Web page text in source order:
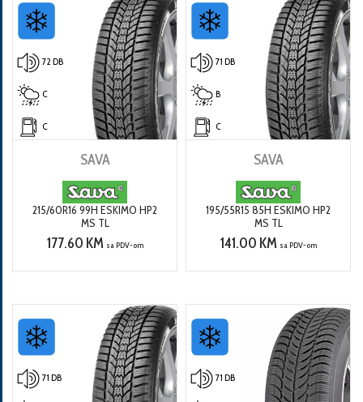
72 DB
C
C
SAVA
215/60R16 99H ESKIMO HP2
MS TL
177.60 KM sa PDV-om
71 DB
B
C
SAVA
195/55R15 85H ESKIMO HP2
MS TL
141.00 KM sa PDV-om
71 DB 71 DB